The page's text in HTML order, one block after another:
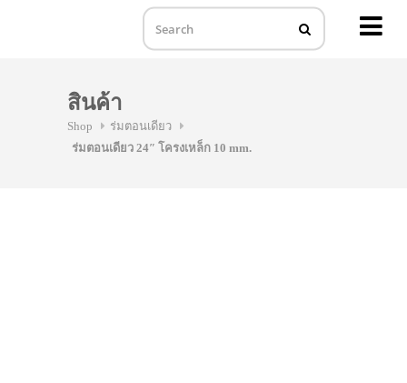
สินค้า
Shop
ร่มตอนเดียว
ร่มตอนเดียว 24″ โครงเหล็ก 10 mm.